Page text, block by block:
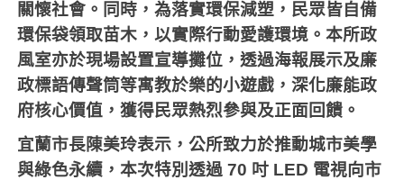
關懷社會。同時，為落實環保減塑，民眾皆自備
環保袋領取苗木，以實際行動愛護環境。本所政
風室亦於現場設置宣導攤位，透過海報展示及廉
政標語傳聲筒等寓教於樂的小遊戲，深化廉能政
府核心價值，獲得民眾熱烈參與及正面回饋。
宜蘭市長陳美玲表示，公所致力於推動城市美學
與綠色永續，本次特別透過 70 吋 LED 電視向市